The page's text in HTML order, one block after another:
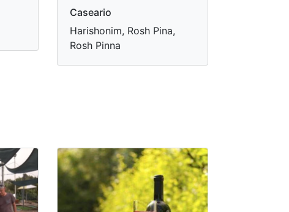
Caseario
Harishonim, Rosh Pina,
Rosh Pinna